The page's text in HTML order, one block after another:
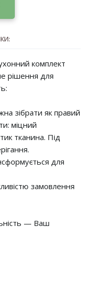
комплект
рішення для
зібрати як правий
міцний
тканина. Під
для
замовлення
— Ваш